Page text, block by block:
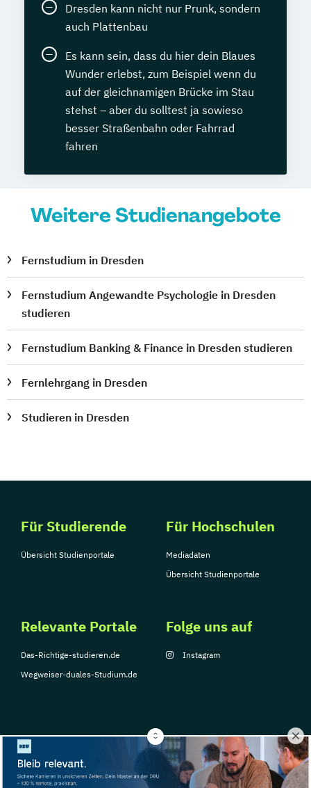
Dresden kann nicht nur Prunk, sondern
auch Plattenbau
Es kann sein, dass du hier dein Blaues
Wunder erlebst, zum Beispiel wenn du
auf der gleichnamigen Brücke im Stau
stehst – aber du solltest ja sowieso
besser Straßenbahn oder Fahrrad
fahren
Weitere Studienangebote
Fernstudium in Dresden
Fernstudium Angewandte Psychologie in Dresden
studieren
Fernstudium Banking & Finance in Dresden studieren
Fernlehrgang in Dresden
Studieren in Dresden
Für Studierende
Übersicht Studienportale
Für Hochschulen
Mediadaten
Übersicht Studienportale
Relevante Portale
Das-Richtige-studieren.de
Wegweiser-duales-Studium.de
Folge uns auf
Instagram
© Copyright 2026, TarGroup Media GmbH
Impressum
Über Datenschutzerklärung Nutzungsbedingungen